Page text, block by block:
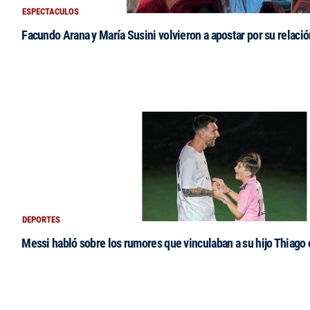
ESPECTACULOS
Facundo Arana y María Susini volvieron a apostar por su
DEPORTES
Messi habló sobre los rumores que vinculaban a su hijo Thiago